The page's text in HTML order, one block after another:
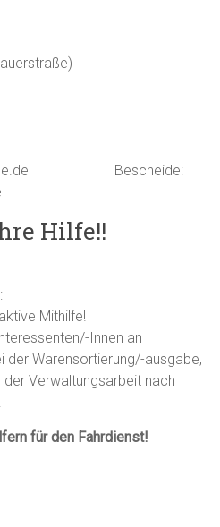
Bescheide:
Hilfe!!
:
Mithilfe!
Innen an
der Warensortierung/-ausgabe,
Verwaltungsarbeit nach
für den Fahrdienst!